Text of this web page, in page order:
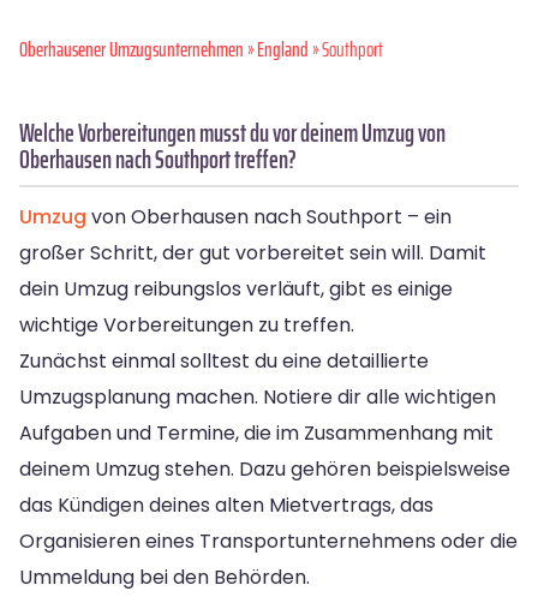
Oberhausener Umzugsunternehmen»England» Southport
Welche Vorbereitungen musst du vor deinem Umzug von
Oberhausen nach Southport treffen?
Umzug von Oberhausen nach Southport – ein
großer Schritt, der gut vorbereitet sein will. Damit
dein Umzug reibungslos verläuft, gibt es einige
wichtige Vorbereitungen zu treffen.
Zunächst einmal solltest du eine detaillierte
Umzugsplanung machen. Notiere dir alle wichtigen
Aufgaben und Termine, die im Zusammenhang mit
deinem Umzug stehen. Dazu gehören beispielsweise
das Kündigen deines alten Mietvertrags, das
Organisieren eines Transportunternehmens oder die
Ummeldung bei den Behörden.